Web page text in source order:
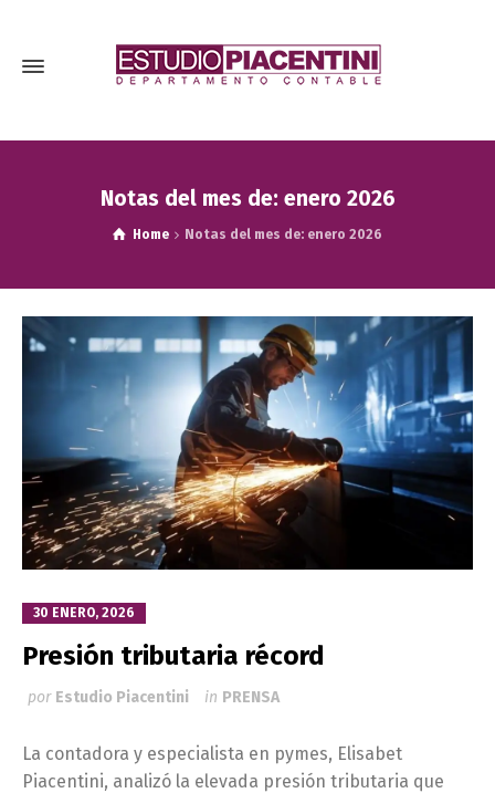
Notas del mes de: enero 2026
Home Notas del mes de: enero 2026
30 ENERO, 2026
Presión tributaria récord
por Estudio Piacentini in PRENSA
La contadora y especialista en pymes, Elisabet
Piacentini, analizó la elevada presión tributaria que